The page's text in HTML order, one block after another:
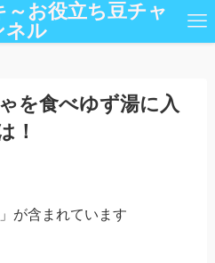
お役立ち豆チャ
ネル
を食べゆず湯に入
！
が含まれています